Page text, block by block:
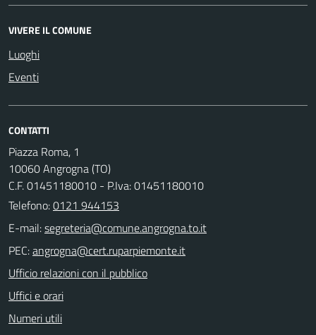
VIVERE IL COMUNE
Luoghi
Eventi
CONTATTI
Piazza Roma, 1
10060 Angrogna (TO)
C.F. 01451180010 - P.Iva: 01451180010
Telefono:0121 944153
E-mail:
PEC:
Ufficio relazioni con il pubblico
Uffici e orari
Numeri utili